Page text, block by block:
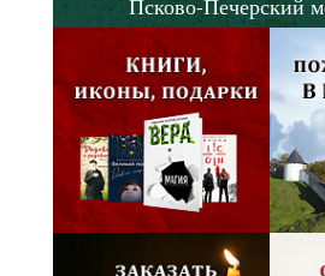
Псково-Печерский